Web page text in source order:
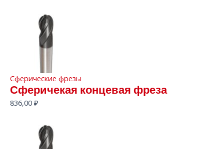
Сферические фрезы
Сферичекая концевая фреза
836,00 ₽